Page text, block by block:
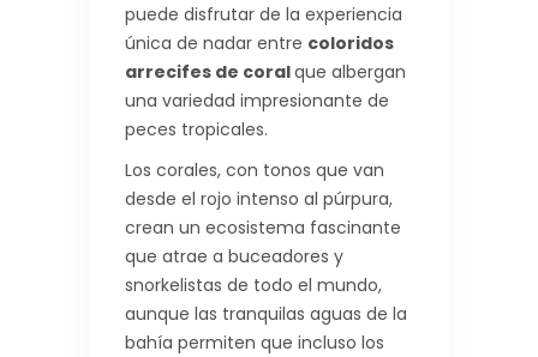
puede disfrutar de la experiencia
única de nadar entre coloridos
arrecifes de coralque albergan
una variedad impresionante de
peces tropicales.
Los corales, con tonos que van
desde el rojo intenso al púrpura,
crean un ecosistema fascinante
que atrae a buceadores y
snorkelistas de todo el mundo,
aunque las tranquilas aguas de la
bahía permiten que incluso los